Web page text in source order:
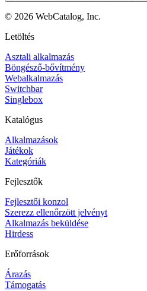
© 2026 WebCatalog, Inc.
Letöltés
Asztali alkalmazás
Böngésző-bővítmény
Webalkalmazás
Switchbar
Singlebox
Katalógus
Alkalmazások
Játékok
Kategóriák
Fejlesztők
Fejlesztői konzol
Szerezz ellenőrzött jelvényt
Alkalmazás beküldése
Hirdess
Erőforrások
Árazás
Támogatás